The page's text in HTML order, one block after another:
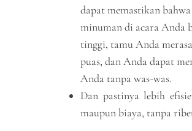
dapat memastikan
minuman di acara Anda
tinggi, tamu Anda
puas, dan Anda dapat
Anda tanpa was-was.
Dan pastinya lebih
maupun biaya, tanpa